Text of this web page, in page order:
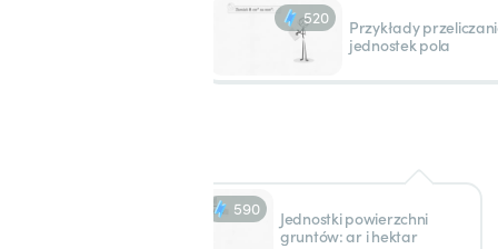
520
Przykłady
jednostek pola
590
Jednostki powierzchni
gruntów: ar i hektar